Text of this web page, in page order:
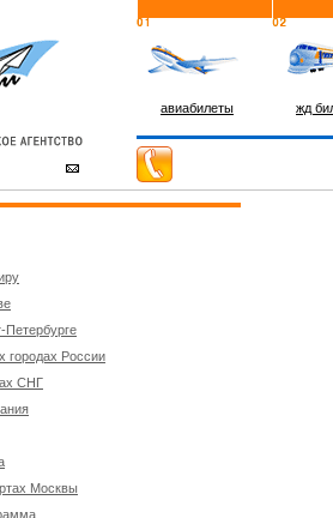
авиабилеты жд
Петербурге
городах России
СНГ
Москвы